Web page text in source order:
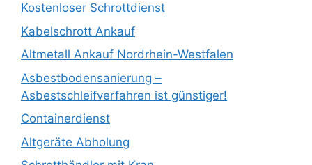
Kostenloser Schrottdienst
Kabelschrott Ankauf
Altmetall Ankauf Nordrhein-Westfalen
Asbestbodensanierung –
Asbestschleifverfahren ist günstiger!
Containerdienst
Altgeräte Abholung